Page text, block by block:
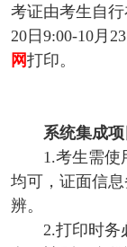
考证由考生自行
20日9:00-10月
网打印。
系统集成
1.考生需使
均可，证面信
辨。
2.打印时务